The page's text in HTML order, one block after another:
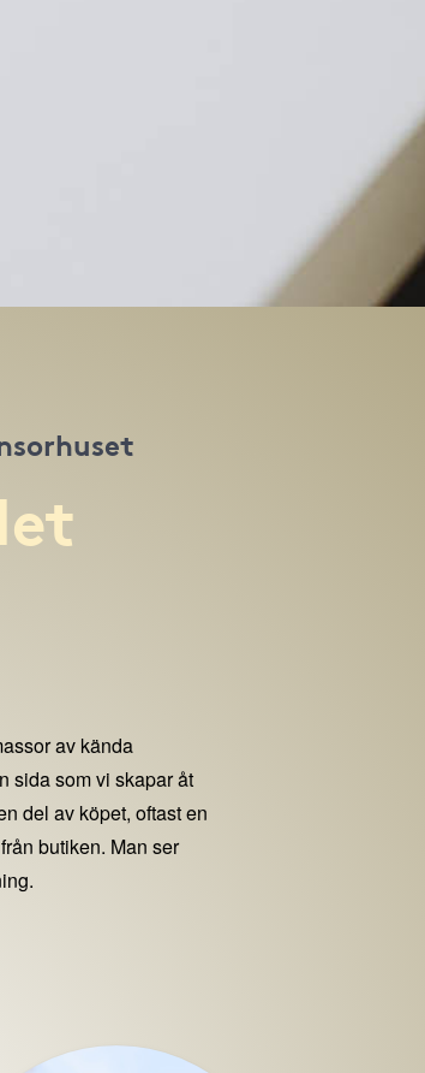
av kända
sida som vi skapar åt
del av köpet, oftast en
butiken. Man ser